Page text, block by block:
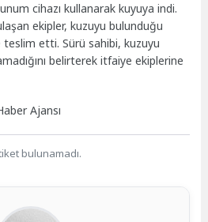
cihazı kullanarak kuyuya indi.
ekipler, kuzuyu bulunduğu
teslim etti. Sürü sahibi, kuzuyu
belirterek itfaiye ekiplerine
Ajansı
bulunamadı.